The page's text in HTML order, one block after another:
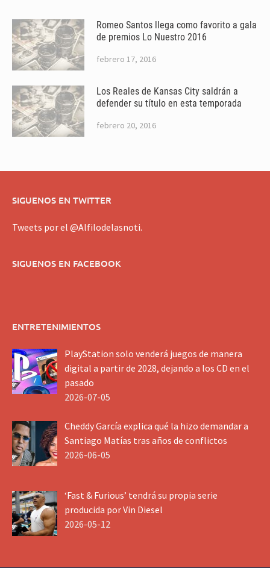
Romeo Santos llega como favorito a gala
de premios Lo Nuestro 2016
febrero 17, 2016
Los Reales de Kansas City saldrán a
defender su título en esta temporada
febrero 20, 2016
SIGUENOS EN TWITTER
Tweets por el @Alfilodelasnoti.
SIGUENOS EN FACEBOOK
ENTRETENIMIENTOS
PlayStation solo venderá juegos de manera
digital a partir de 2028, dejando a los CD en el
pasado
2026-07-05
Cheddy García explica qué la hizo demandar a
Santiago Matías tras años de conflictos
2026-06-05
‘Fast & Furious’ tendrá su propia serie
producida por Vin Diesel
2026-05-12